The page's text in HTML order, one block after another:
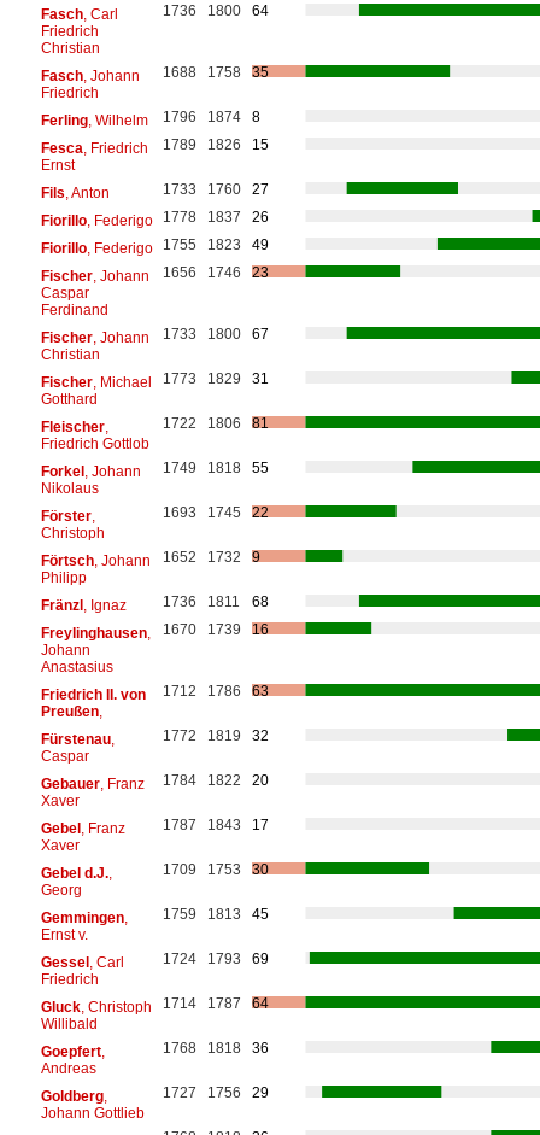
Fasch, Carl
Friedrich
Christian
1736 1800 64
Fasch, Johann
Friedrich
1688 1758 35
Ferling, Wilhelm 1796 1874
8
Fesca , Friedrich
Ernst
1789 1826 15
Fils , Anton 1733 1760
27
Fiorillo, Federigo 1778 1837
26
Fiorillo, Federigo 1755 1823
49
Fischer, Johann
Caspar
Ferdinand
1656 1746 23
Fischer, Johann
Christian
1733 1800 67
Fischer, Michael
Gotthard
1773 1829 31
Fleischer,
Friedrich Gottlob
1722 1806 81
Forkel, Johann
Nikolaus
1749 1818 55
Förster,
Christoph
1693 1745 22
Förtsch, Johann
Philipp
1652 1732 9
Fränzl, Ignaz 1736 1811
68
Freylinghausen,
Johann
Anastasius
1670 1739 16
Friedrich II. von
Preußen,
1712 1786 63
Fürstenau,
Caspar
1772 1819 32
Gebauer, Franz
Xaver
1784 1822 20
Gebel, Franz
Xaver
1787 1843 17
Gebel d.J.,
Georg
1709 1753 30
Gemmingen,
Ernst v.
1759 1813 45
Gessel, Carl
Friedrich
1724 1793 69
Gluck, Christoph
Willibald
1714 1787 64
Goepfert,
Andreas
1768 1818 36
Goldberg,
Johann Gottlieb
1727 1756 29